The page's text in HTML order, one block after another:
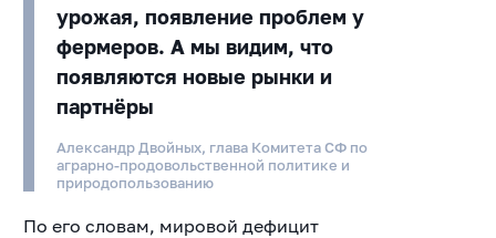
урожая, появление проблем у
фермеров. А мы видим, что
появляются новые рынки и
партнёры
Александр Двойных, глава Комитета СФ по
аграрно-продовольственной политике и
природопользованию
По его словам, мировой дефицит